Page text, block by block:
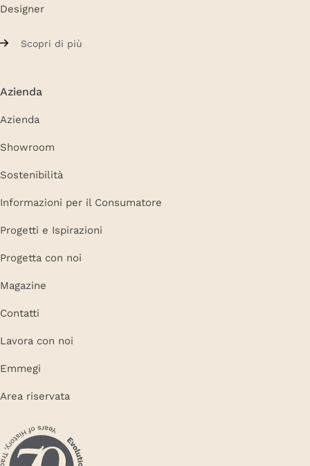
Designer
Scopri di più
Azienda
Azienda
Showroom
Sostenibilità
Informazioni per il Consumatore
Progetti e Ispirazioni
Progetta con noi
Magazine
Contatti
Lavora con noi
Emmegi
Area riservata